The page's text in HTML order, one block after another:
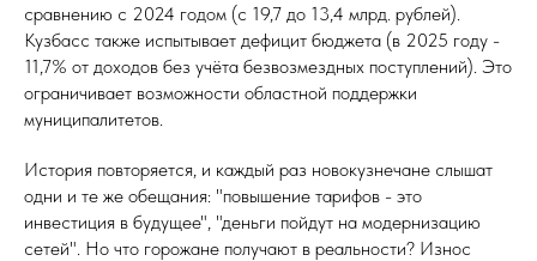
сравнению с 2024 годом (с 19,7 до 13,4 млрд. рублей).
Кузбасс также испытывает дефицит бюджета (в 2025 году -
11,7% от доходов без учёта безвозмездных поступлений). Это
ограничивает возможности областной поддержки
муниципалитетов.
История повторяется, и каждый раз новокузнечане слышат
одни и те же обещания: "повышение тарифов - это
инвестиция в будущее", "деньги пойдут на модернизацию
сетей". Но что горожане получают в реальности? Износ